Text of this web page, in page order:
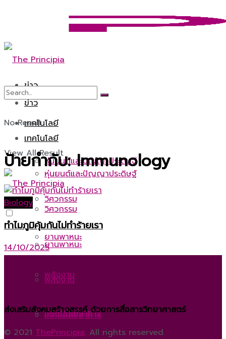
ข่าว
เทคโนโลยี
หุ่นยนต์และปัญญาประดิษฐ์
วิศวกรรม
ยานพาหนะ
พลังงาน
เทคโนโลยีอาหาร
ข่าว
เทคโนโลยี
หุ่นยนต์และปัญญาประดิษฐ์
วิศวกรรม
ยานพาหนะ
พลังงาน
เทคโนโลยีอาหาร
No Result
View All Result
ป้ายกำกับ:Immunology
Biology
ทำไมภูมิคุ้มกันไม่ทำร้ายเรา
14/10/2025
ส่งเสริมสังคมสร้างสรรค์ ด้วยการสื่อสารวิทยาศาสตร์
© 2021 ThePrincipia. All rights reserved.